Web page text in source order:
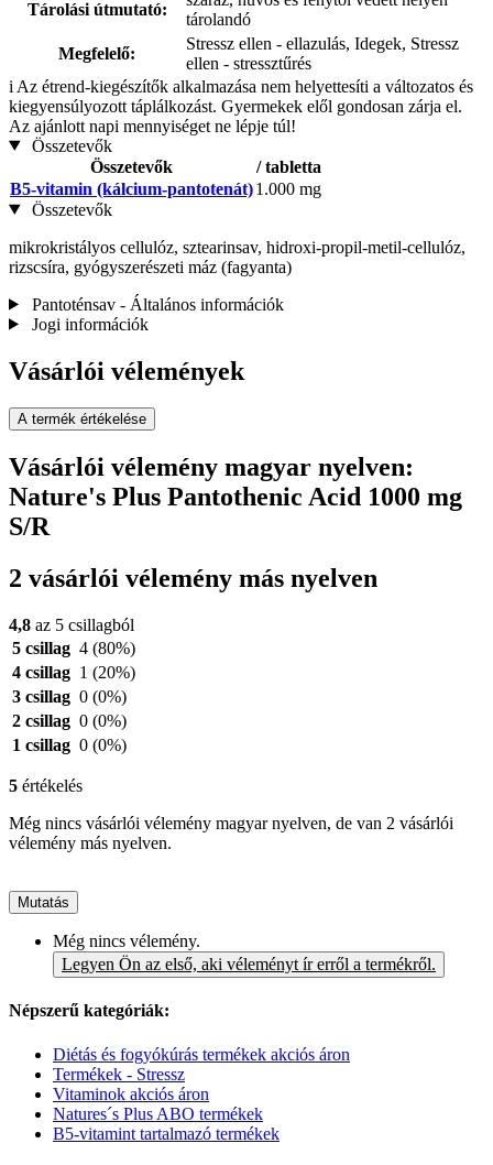
Tárolási útmutató:
tárolandó
Megfelelő:
Stressz ellen - ellazulás, Idegek, Stressz
ellen - stressztűrés
i Az étrend-kiegészítők alkalmazása nem helyettesíti a változatos és
kiegyensúlyozott táplálkozást. Gyermekek elől gondosan zárja el.
Az ajánlott napi mennyiséget ne lépje túl!
Összetevők
Összetevők
/ tabletta
B5-vitamin (kálcium-pantotenát)1.000 mg
Összetevők
mikrokristályos cellulóz, sztearinsav, hidroxi-propil-metil-cellulóz,
rizscsíra, gyógyszerészeti máz (fagyanta)
Pantoténsav - Általános információk
Jogi információk
Vásárlói vélemények
A termék értékelése
Vásárlói vélemény magyar nyelven:
Nature's Plus Pantothenic Acid 1000 mg
S/R
2 vásárlói vélemény más nyelven
4,8 az 5 csillagból
5 csillag 4 (80%)
4 csillag 1 (20%)
3 csillag 0 (0%)
2 csillag 0 (0%)
1 csillag 0 (0%)
5 értékelés
Még nincs vásárlói vélemény magyar nyelven, de van 2 vásárlói
vélemény más nyelven.
Mutatás
Még nincs vélemény.
Legyen Ön az első, aki véleményt ír erről a termékről.
Népszerű kategóriák:
Diétás és fogyókúrás termékek akciós áron
Termékek - Stressz
Vitaminok akciós áron
Natures´s Plus ABO termékek
B5-vitamint tartalmazó termékek